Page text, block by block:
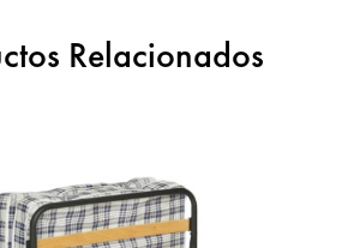
Relacionados